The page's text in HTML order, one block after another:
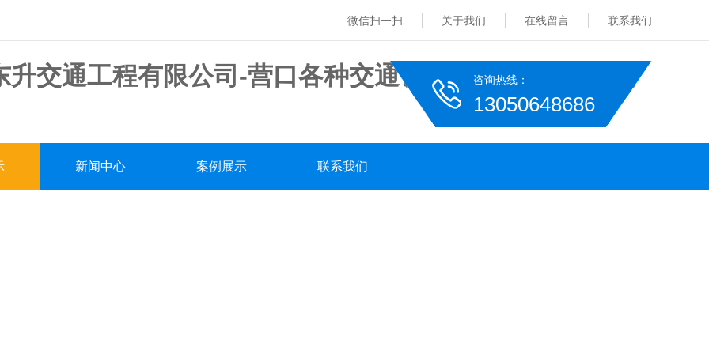
微信扫一扫 关于我们 在线留言 联系我们
咨询热线：
13050648686
新闻中心 案例展示 联系我们